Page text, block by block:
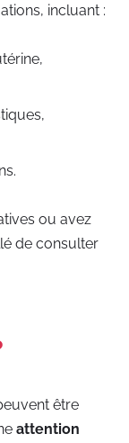
incluant :
ou avez
de consulter
être
attention